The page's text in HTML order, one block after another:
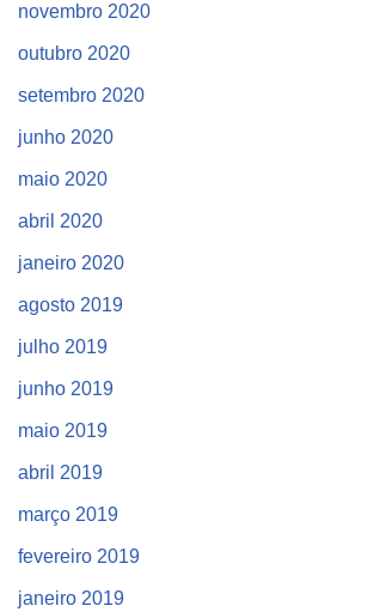
novembro 2020
outubro 2020
setembro 2020
junho 2020
maio 2020
abril 2020
janeiro 2020
agosto 2019
julho 2019
junho 2019
maio 2019
abril 2019
março 2019
fevereiro 2019
janeiro 2019